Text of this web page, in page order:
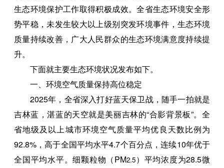
生态环境保护工作取得积极成效。全省生态环境安全形
势平稳，未发生较大以上级别突发环境事件，生态环境
质量持续改善，广大人民群众的生态环境满意度持续提
升。
下面就主要生态环境状况发布如下。
一、环境空气质量保持高位稳定
2025年，全省深入打好蓝天保卫战，随手一拍就是
吉林蓝，湛蓝的天空就是美丽吉林的“合影背景板”。全
省地级及以上城市环境空气质量平均优良天数比例为
92.8%，高于全国平均水平4.7个百分点，连续10年优于
全国平均水平。细颗粒物（PM2.5）平均浓度为28.5微